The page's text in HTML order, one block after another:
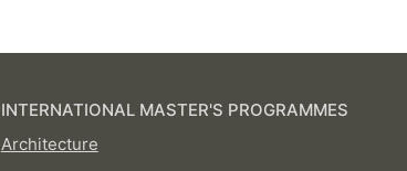
INTERNATIONAL MASTER'S PROGRAMMES
Architecture